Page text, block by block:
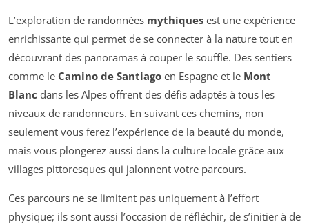
L’exploration de randonnées mythiques est une expérience
enrichissante qui permet de se connecter à la nature tout en
découvrant des panoramas à couper le souffle. Des sentiers
comme le Camino de Santiago en Espagne et le Mont
Blanc dans les Alpes offrent des défis adaptés à tous les
niveaux de randonneurs. En suivant ces chemins, non
seulement vous ferez l’expérience de la beauté du monde,
mais vous plongerez aussi dans la culture locale grâce aux
villages pittoresques qui jalonnent votre parcours.
Ces parcours ne se limitent pas uniquement à l’effort
physique; ils sont aussi l’occasion de réfléchir, de s’initier à de